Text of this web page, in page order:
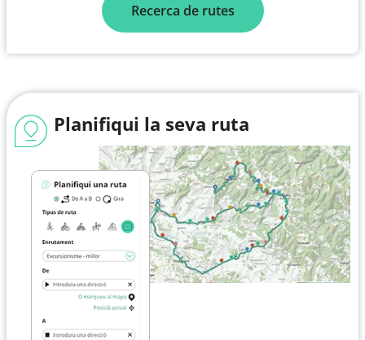
Recerca de rutes
Planifiqui la seva ruta